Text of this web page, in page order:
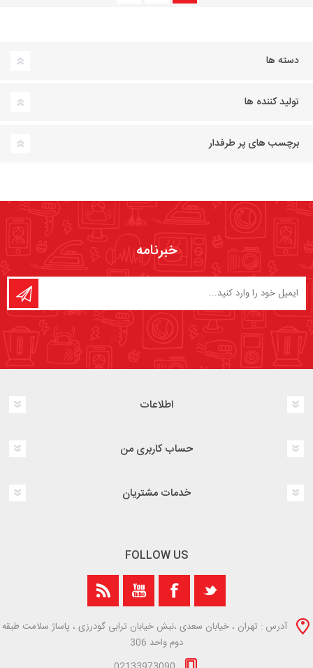
دسته ها
تولید کننده ها
برچسب های پر طرفدار
خبرنامه
اطلاعات
حساب کاربری من
خدمات مشتریان
FOLLOW US
آدرس : تهران ، خیابان سعدی ،نبش خیابان ترابی گودرزی ، پاساژ سلامت طبقه
دوم واحد 306